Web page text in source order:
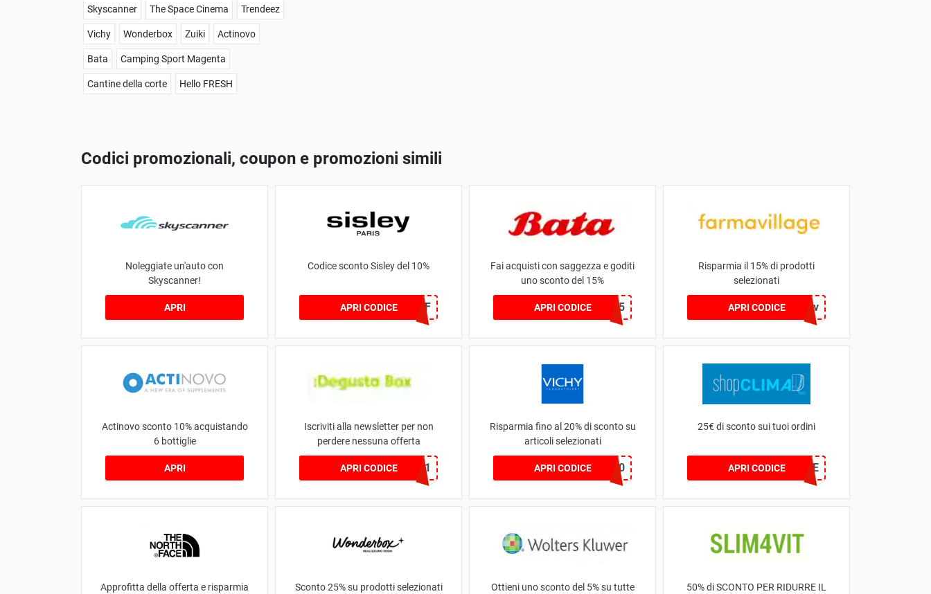
Skyscanner The Space Cinema Trendeez
Vichy Wonderbox Zuiki Actinovo
Bata Camping Sport Magenta
Cantine della corte Hello FRESH
Codici promozionali, coupon e promozioni simili
Noleggiate un'auto con
Skyscanner!
APRI
Codice sconto Sisley del 10%
APRI CODICEOFF10AFF
Fai acquisti con saggezza e goditi
uno sconto del 15%
APRI CODICEBATA15
Risparmia il 15% di prodotti
selezionati
APRI CODICE15farmav
Actinovo sconto 10% acquistando
6 bottiglie
APRI
Iscriviti alla newsletter per non
perdere nessuna offerta
APRI CODICEWELCOME1
Risparmia fino al 20% di sconto su
articoli selezionati
APRI CODICENIKE20
25€ di sconto sui tuoi ordini
APRI CODICEWELCOME
Approfitta della offerta e risparmia
Sconto 25% su prodotti selezionati
Ottieni uno sconto del 5% su tutte
50% di SCONTO PER RIDURRE IL